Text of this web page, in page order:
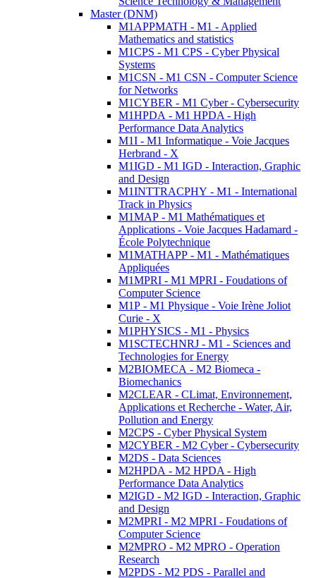
Master (DNM)
M1APPMATH - M1 - Applied
Mathematics and statistics
M1CPS - M1 CPS - Cyber Physical
Systems
M1CSN - M1 CSN - Computer Science
for Networks
M1CYBER - M1 Cyber - Cybersecurity
M1HPDA - M1 HPDA - High
Performance Data Analytics
M1I - M1 Informatique - Voie Jacques
Herbrand - X
M1IGD - M1 IGD - Interaction, Graphic
and Design
M1INTTRACPHY - M1 - International
Track in Physics
M1MAP - M1 Mathématiques et
Applications - Voie Jacques Hadamard -
École Polytechnique
M1MATHAPP - M1 - Mathématiques
Appliquées
M1MPRI - M1 MPRI - Foudations of
Computer Science
M1P - M1 Physique - Voie Irène Joliot
Curie - X
M1PHYSICS - M1 - Physics
M1SCTECHNRJ - M1 - Sciences and
Technologies for Energy
M2BIOMECA - M2 Biomeca -
Biomechanics
M2CLEAR - CLimat, Environnement,
Applications et Recherche - Water, Air,
Pollution and Energy
M2CPS - Cyber Physical System
M2CYBER - M2 Cyber - Cybersecurity
M2DS - Data Sciences
M2HPDA - M2 HPDA - High
Performance Data Analytics
M2IGD - M2 IGD - Interaction, Graphic
and Design
M2MPRI - M2 MPRI - Foudations of
Computer Science
M2MPRO - M2 MPRO - Operation
Research
M2PDS - M2 PDS - Parallel and